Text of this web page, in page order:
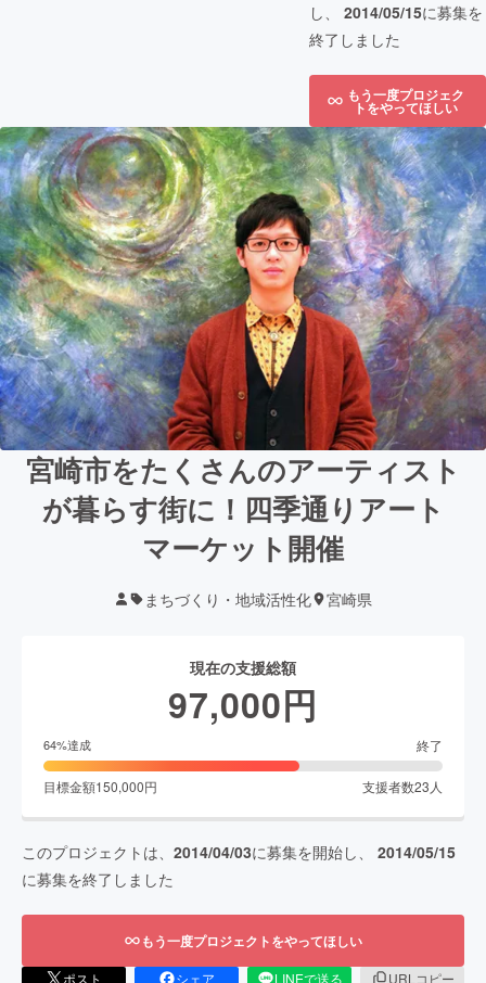
し、 2014/05/15に募集を
終了しました
もう一度プロジェク
トをやってほしい
宮崎市をたくさんのアーティスト
が暮らす街に！四季通りアート
マーケット開催
まちづくり・地域活性化 宮崎県
現在の支援総額
97,000円
64%達成 終了
目標金額150,000円 支援者数23 人
このプロジェクトは、 2014/04/03に募集を開始し、 2014/05/15
に募集を終了しました
もう一度プロジェクトをやってほしい
ポスト シェア LINEで送る
URLコピー